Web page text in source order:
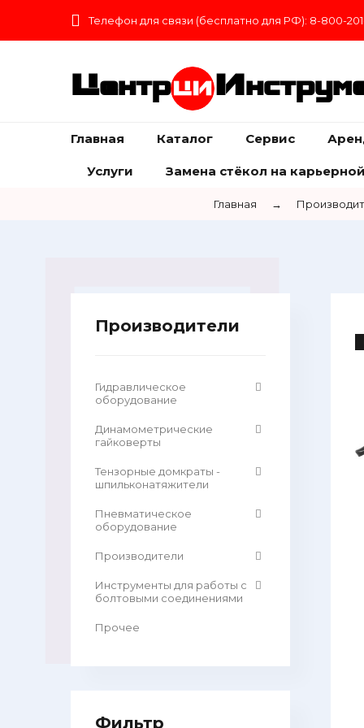
Телефон для связи (бесплатно для РФ): 8-800-
Центр
Главная Каталог Сервис
Услуги Замена стёкол на
Главная →
Производители
Гидравлическое
оборудование
Динамометрические
гайковерты
Тензорные домкраты -
шпильконатяжители
Пневматическое
оборудование
Производители
Инструменты для работы с
болтовыми соединениями
Прочее
Фильтр